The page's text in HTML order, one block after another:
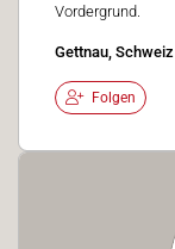
Vordergrund.
Gettnau, Schweiz
Folgen